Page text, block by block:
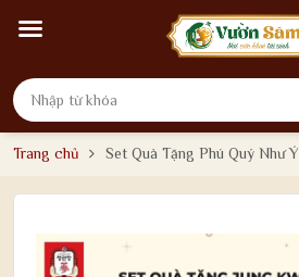
Trang chủ Set Quà Tặng Phú Quý Như Ý